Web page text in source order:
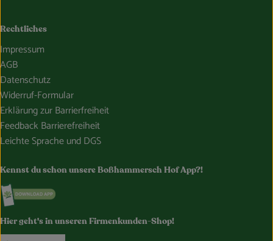
Rechtliches
Impressum
AGB
Datenschutz
Widerruf-Formular
Erklärung zur Barrierfreiheit
Feedback Barrierefreiheit
Leichte Sprache und DGS
Kennst du schon unsere Boßhammersch Hof App?!
Externer Link zu https://www.bosshammersch-
Hier geht's in unseren Firmenkunden-Shop!